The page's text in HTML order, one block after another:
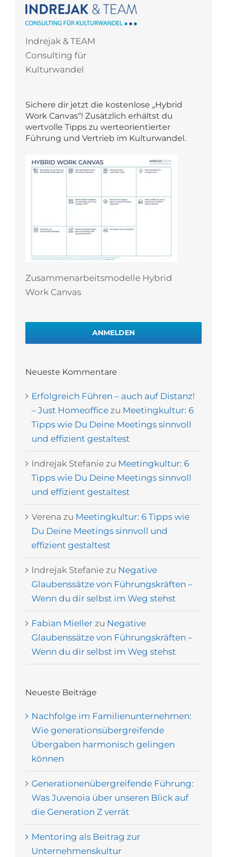
Indrejak & TEAM
Consulting für
Kulturwandel
Sichere dir jetzt die kostenlose „Hybrid
Work Canvas“! Zusätzlich erhältst du
wertvolle Tipps zu werteorientierter
Führung und Vertrieb im Kulturwandel.
Zusammenarbeitsmodelle Hybrid
Work Canvas
ANMELDEN
Neueste Kommentare
Erfolgreich Führen – auch auf Distanz!
– Just Homeoffice zu Meetingkultur: 6
Tipps wie Du Deine Meetings sinnvoll
und effizient gestaltest
Indrejak Stefanie zu Meetingkultur: 6
Tipps wie Du Deine Meetings sinnvoll
und effizient gestaltest
Verena zu Meetingkultur: 6 Tipps wie
Du Deine Meetings sinnvoll und
effizient gestaltest
Indrejak Stefanie zu Negative
Glaubenssätze von Führungskräften –
Wenn du dir selbst im Weg stehst
Fabian Mieller zu Negative
Glaubenssätze von Führungskräften –
Wenn du dir selbst im Weg stehst
Neueste Beiträge
Nachfolge im Familienunternehmen:
Wie generationsübergreifende
Übergaben harmonisch gelingen
können
Generationenübergreifende Führung:
Was Juvenoia über unseren Blick auf
die Generation Z verrät
Mentoring als Beitrag zur
Unternehmenskultur